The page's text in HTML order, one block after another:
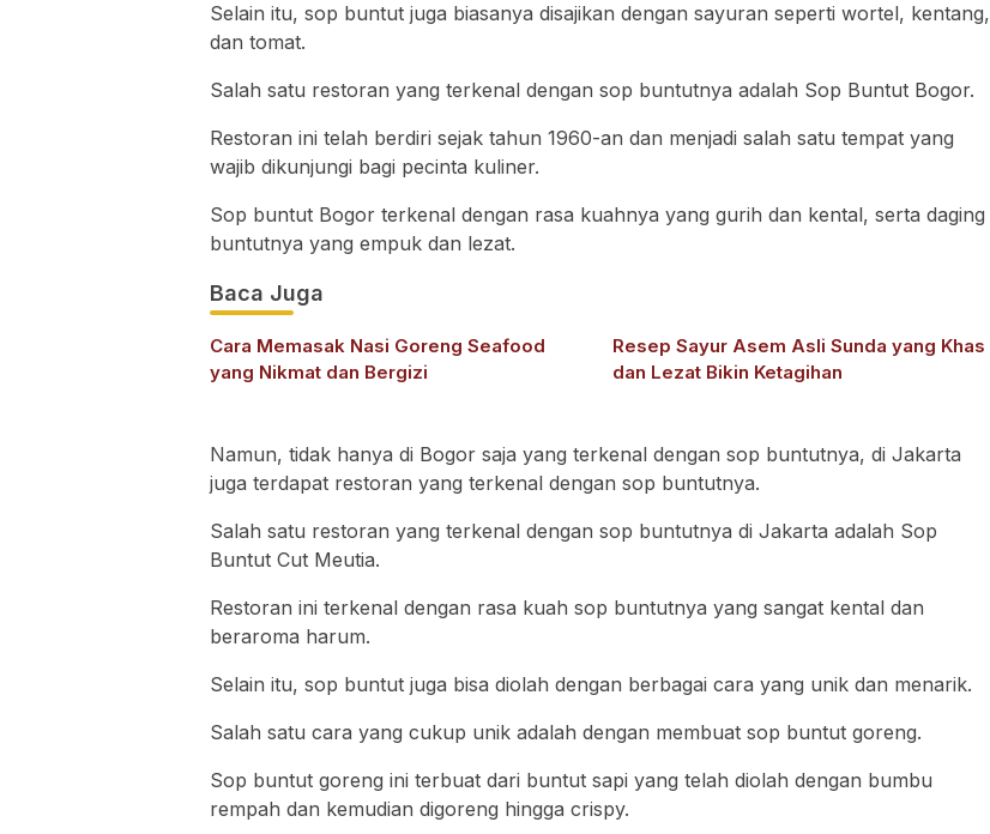
Selain itu, sop buntut juga biasanya disajikan dengan sayuran seperti wortel, kentang,
dan tomat.
Salah satu restoran yang terkenal dengan sop buntutnya adalah Sop Buntut Bogor.
Restoran ini telah berdiri sejak tahun 1960-an dan menjadi salah satu tempat yang
wajib dikunjungi bagi pecinta kuliner.
Sop buntut Bogor terkenal dengan rasa kuahnya yang gurih dan kental, serta daging
buntutnya yang empuk dan lezat.
Baca Juga
Cara Memasak Nasi Goreng Seafood
yang Nikmat dan Bergizi
Resep Sayur Asem Asli Sunda yang Khas
dan Lezat Bikin Ketagihan
Namun, tidak hanya di Bogor saja yang terkenal dengan sop buntutnya, di Jakarta
juga terdapat restoran yang terkenal dengan sop buntutnya.
Salah satu restoran yang terkenal dengan sop buntutnya di Jakarta adalah Sop
Buntut Cut Meutia.
Restoran ini terkenal dengan rasa kuah sop buntutnya yang sangat kental dan
beraroma harum.
Selain itu, sop buntut juga bisa diolah dengan berbagai cara yang unik dan menarik.
Salah satu cara yang cukup unik adalah dengan membuat sop buntut goreng.
Sop buntut goreng ini terbuat dari buntut sapi yang telah diolah dengan bumbu
rempah dan kemudian digoreng hingga crispy.